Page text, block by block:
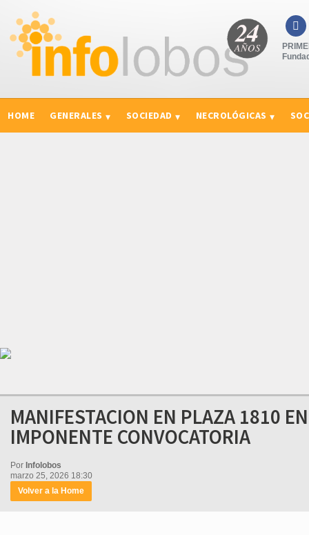

HOME GENERALES SOCIEDAD NECROLÓGICAS
MANIFESTACION EN PLAZA 1810
IMPONENTE CONVOCATORIA
Por Infolobos
marzo 25, 2026 18:30
Volver a la Home